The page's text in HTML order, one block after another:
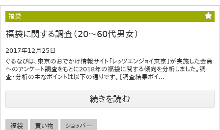
福袋
福袋に関する調査（20～60代男女）
2017年12月25日
ぐるなびは、東京のおでかけ情報サイト「レッツエンジョイ東京」が実施した会員
へのアンケート調査をもとに2018年の福袋に関する傾向を分析しました。調
査・分析の主なポイントは以下の通りです。【調査結果ポイ...
続きを読む
福袋 買い物 ショッパー